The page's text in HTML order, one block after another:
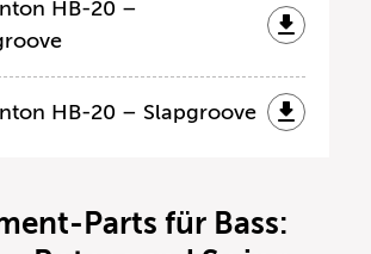
HB-20 –
HB-20 – Slapgroove
Parts für Bass: